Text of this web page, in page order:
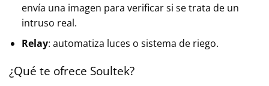
envía una imagen para verificar si se trata de un
intruso real.
Relay: automatiza luces o sistema de riego.
¿Qué te ofrece Soultek?